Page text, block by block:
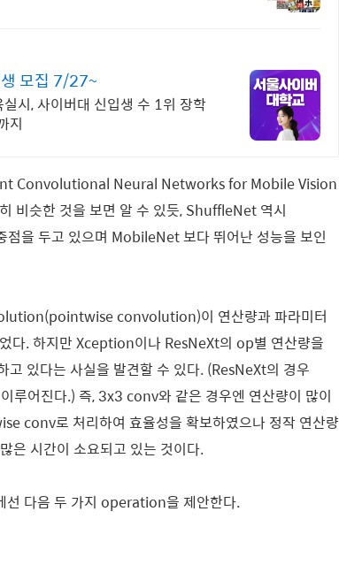
모집 7/27~
시, 사이버대 신입생 수 1위 장학
지
Convolutional Neural Networks for Mobile Vision
슷한 것을 보면 알 수 있듯, ShuffleNet 역시
을 두고 있으며 MobileNet 보다 뛰어난 성능을 보인
convolution)이 연산량과 파라미터
다. 하지만 Xception이나 ResNeXt의 op별 연산량을
있다는 사실을 발견할 수 있다. (ResNeXt의 경우
어진다.) 즉, 3x3 conv와 같은 경우엔 연산량이 많이
conv로 처리하여 효율성을 확보하였으나 정작 연산량
은 시간이 소요되고 있는 것이다.
다음 두 가지 operation을 제안한다.